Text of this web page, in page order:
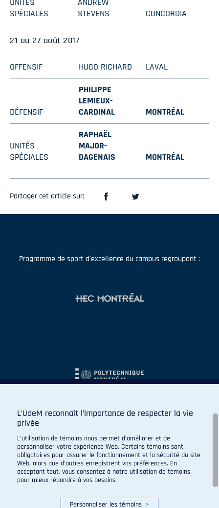
SPÉCIALES
STEVENS
CONCORDIA
21 au 27 août 2017
OFFENSIF HUGO RICHARD LAVAL
DÉFENSIF
PHILIPPE
LEMIEUX-
CARDINAL
MONTRÉAL
UNITÉS
SPÉCIALES
RAPHAËL
MAJOR-
DAGENAIS
MONTRÉAL
Partager cet article sur:
Programme de sport d'excellence du campus regroupant :
L’UdeM reconnaît l’importance de respecter la vie
privée
L’utilisation de témoins nous permet d’améliorer et de
personnaliser votre expérience Web. Certains témoins sont
obligatoires pour assurer le fonctionnement et la sécurité du site
Web, alors que d’autres enregistrent vos préférences. En
acceptant tout, vous consentez à notre utilisation de témoins
pour mieux répondre à vos besoins.
Personnaliser les témoins >